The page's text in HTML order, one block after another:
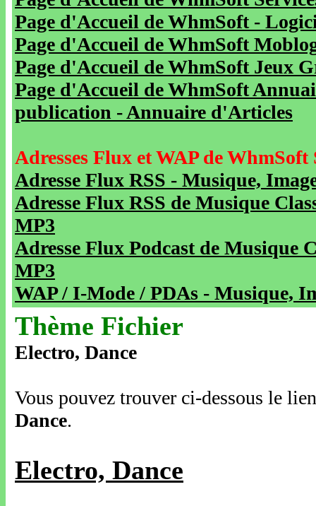
Page d'Accueil de WhmSoft -
Page d'Accueil de WhmSoft
Page d'Accueil de WhmSoft Jeux
Page d'Accueil de WhmSoft
publication - Annuaire d'Articles
Adresses Flux et WAP de WhmSoft
Adresse Flux RSS - Musique,
Adresse Flux RSS de Musique
MP3
Adresse Flux Podcast de Musique
MP3
WAP / I-Mode / PDAs - Musique,
Thème Fichier
Electro, Dance
Vous pouvez trouver ci-dessous le
Dance.
Electro, Dance